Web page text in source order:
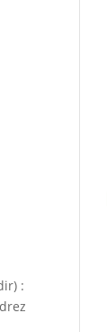
: